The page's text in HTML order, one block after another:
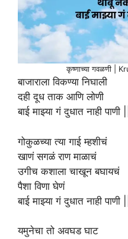
कृष्णाच्या गवळणी |
बाजाराला विकण्या निघाली
दही दूध ताक आणि लोणी
बाई माझ्या गं दुधात नाही पाणी
गोकुळच्या त्या गाई म्हशीचं
खाणं सगळं राण माळाचं
उगीच कशाला चाखून बघायचं
पैशा विणा घेणं
बाई माझ्या गं दुधात नाही पाणी
यमुनेचा तो अवघड घाट